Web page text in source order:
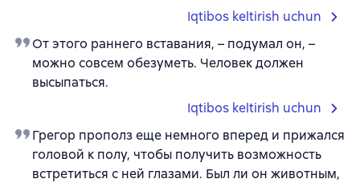
Iqtibos keltirish uchun
От этого раннего вставания, – подумал он, –
можно совсем обезуметь. Человек должен
высыпаться.
Iqtibos keltirish uchun
Грегор прополз еще немного вперед и прижался
головой к полу, чтобы получить возможность
встретиться с ней глазами. Был ли он животным,